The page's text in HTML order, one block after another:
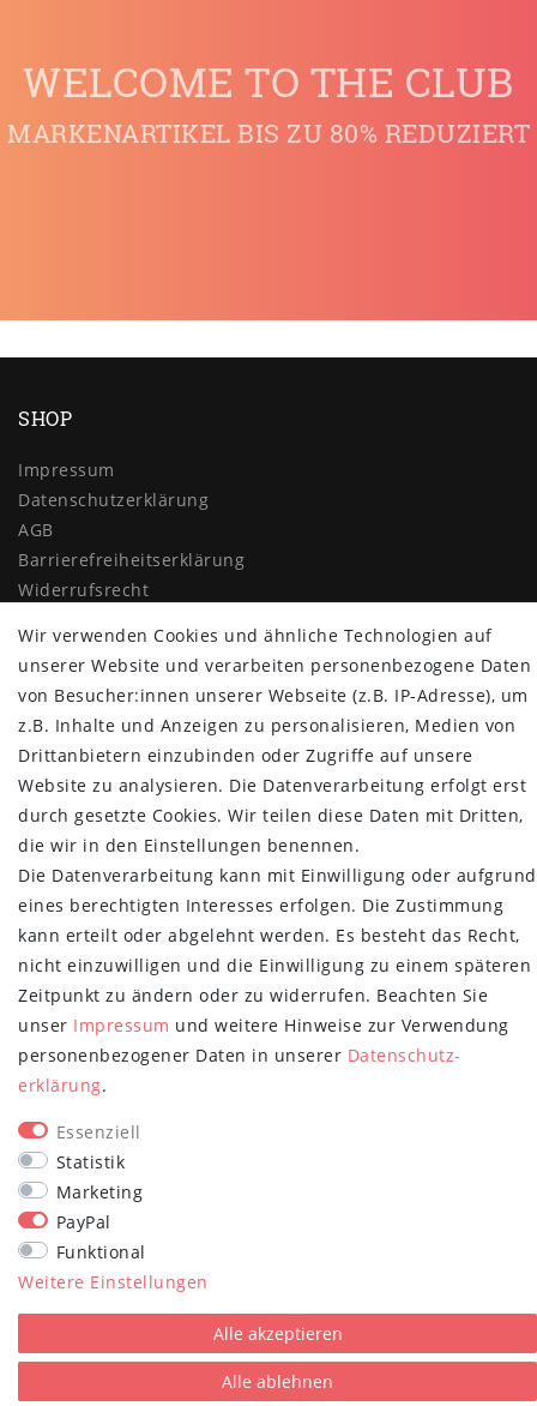
WELCOME TO THE CLUB
MARKENARTIKEL BIS ZU 80% REDUZIERT
SHOP
Impressum
Daten­schutz­erklärung
AGB
Barrierefreiheitserklärung
Widerrufs­recht
Vertrag widerrufen
MYPOPUPCLUB
Über uns
Retoure
Versand- und Zahlungsbedingungen
NEWSLETTER
E-MAIL **
Newsletter
Honig
Hiermit bestätige ich, dass ich dieDaten­schutz­erklärung gelesen habe.
Meine Einwilligung kann ich jederzeit widerrufen.**
Abonnieren
** Hierbei handelt es sich um ein Pflichtfeld.
Wir verwenden Cookies und ähnliche Technologien auf
unserer Website und verarbeiten personenbezogene Daten
von Besucher:innen unserer Webseite (z.B. IP-Adresse), um
z.B. Inhalte und Anzeigen zu personalisieren, Medien von
Drittanbietern einzubinden oder Zugriffe auf unsere
Website zu analysieren. Die Datenverarbeitung erfolgt erst
durch gesetzte Cookies. Wir teilen diese Daten mit Dritten,
die wir in den Einstellungen benennen.
Die Datenverarbeitung kann mit Einwilligung oder aufgrund
eines berechtigten Interesses erfolgen. Die Zustimmung
kann erteilt oder abgelehnt werden. Es besteht das Recht,
nicht einzuwilligen und die Einwilligung zu einem späteren
Zeitpunkt zu ändern oder zu widerrufen. Beachten Sie
unser Impressum und weitere Hinweise zur Verwendung
personenbezogener Daten in unserer Daten­schutz­
erklärung.
Essenziell
Statistik
Marketing
PayPal
Funktional
Weitere Einstellungen
Alle akzeptieren
Alle ablehnen
plentymarkets Template von